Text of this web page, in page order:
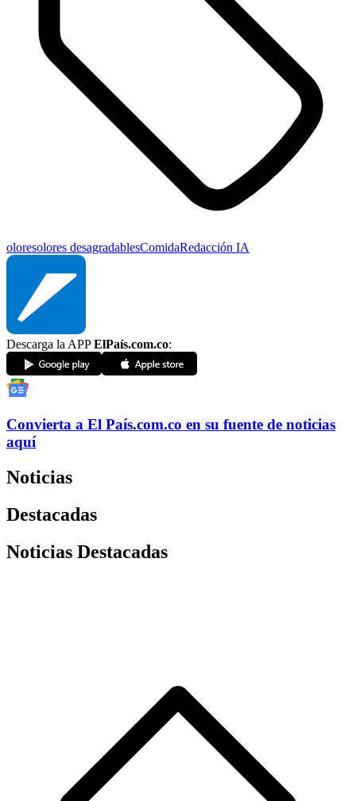
oloresolores desagradablesComidaRedacción IA
Descarga la APPElPaís.com.co:
Convierta a El País.com.co en su fuente de noticias
aquí
Noticias
Destacadas
Noticias Destacadas